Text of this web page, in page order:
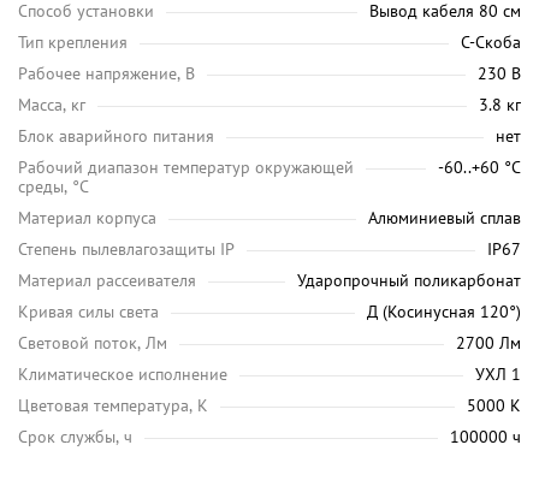
Способ установки
Вывод кабеля 80 см
Тип крепления
С-Скоба
Рабочее напряжение, В
230 В
Масса, кг
3.8 кг
Блок аварийного питания
нет
Рабочий диапазон температур окружающей
среды, °C
-60..+60 °С
Материал корпуса
Алюминиевый сплав
Степень пылевлагозащиты IP
IP67
Материал рассеивателя
Ударопрочный поликарбонат
Кривая силы света
Д (Косинусная 120°)
Световой поток, Лм
2700 Лм
Климатическое исполнение
УХЛ 1
Цветовая температура, K
5000 K
Срок службы, ч
100000 ч